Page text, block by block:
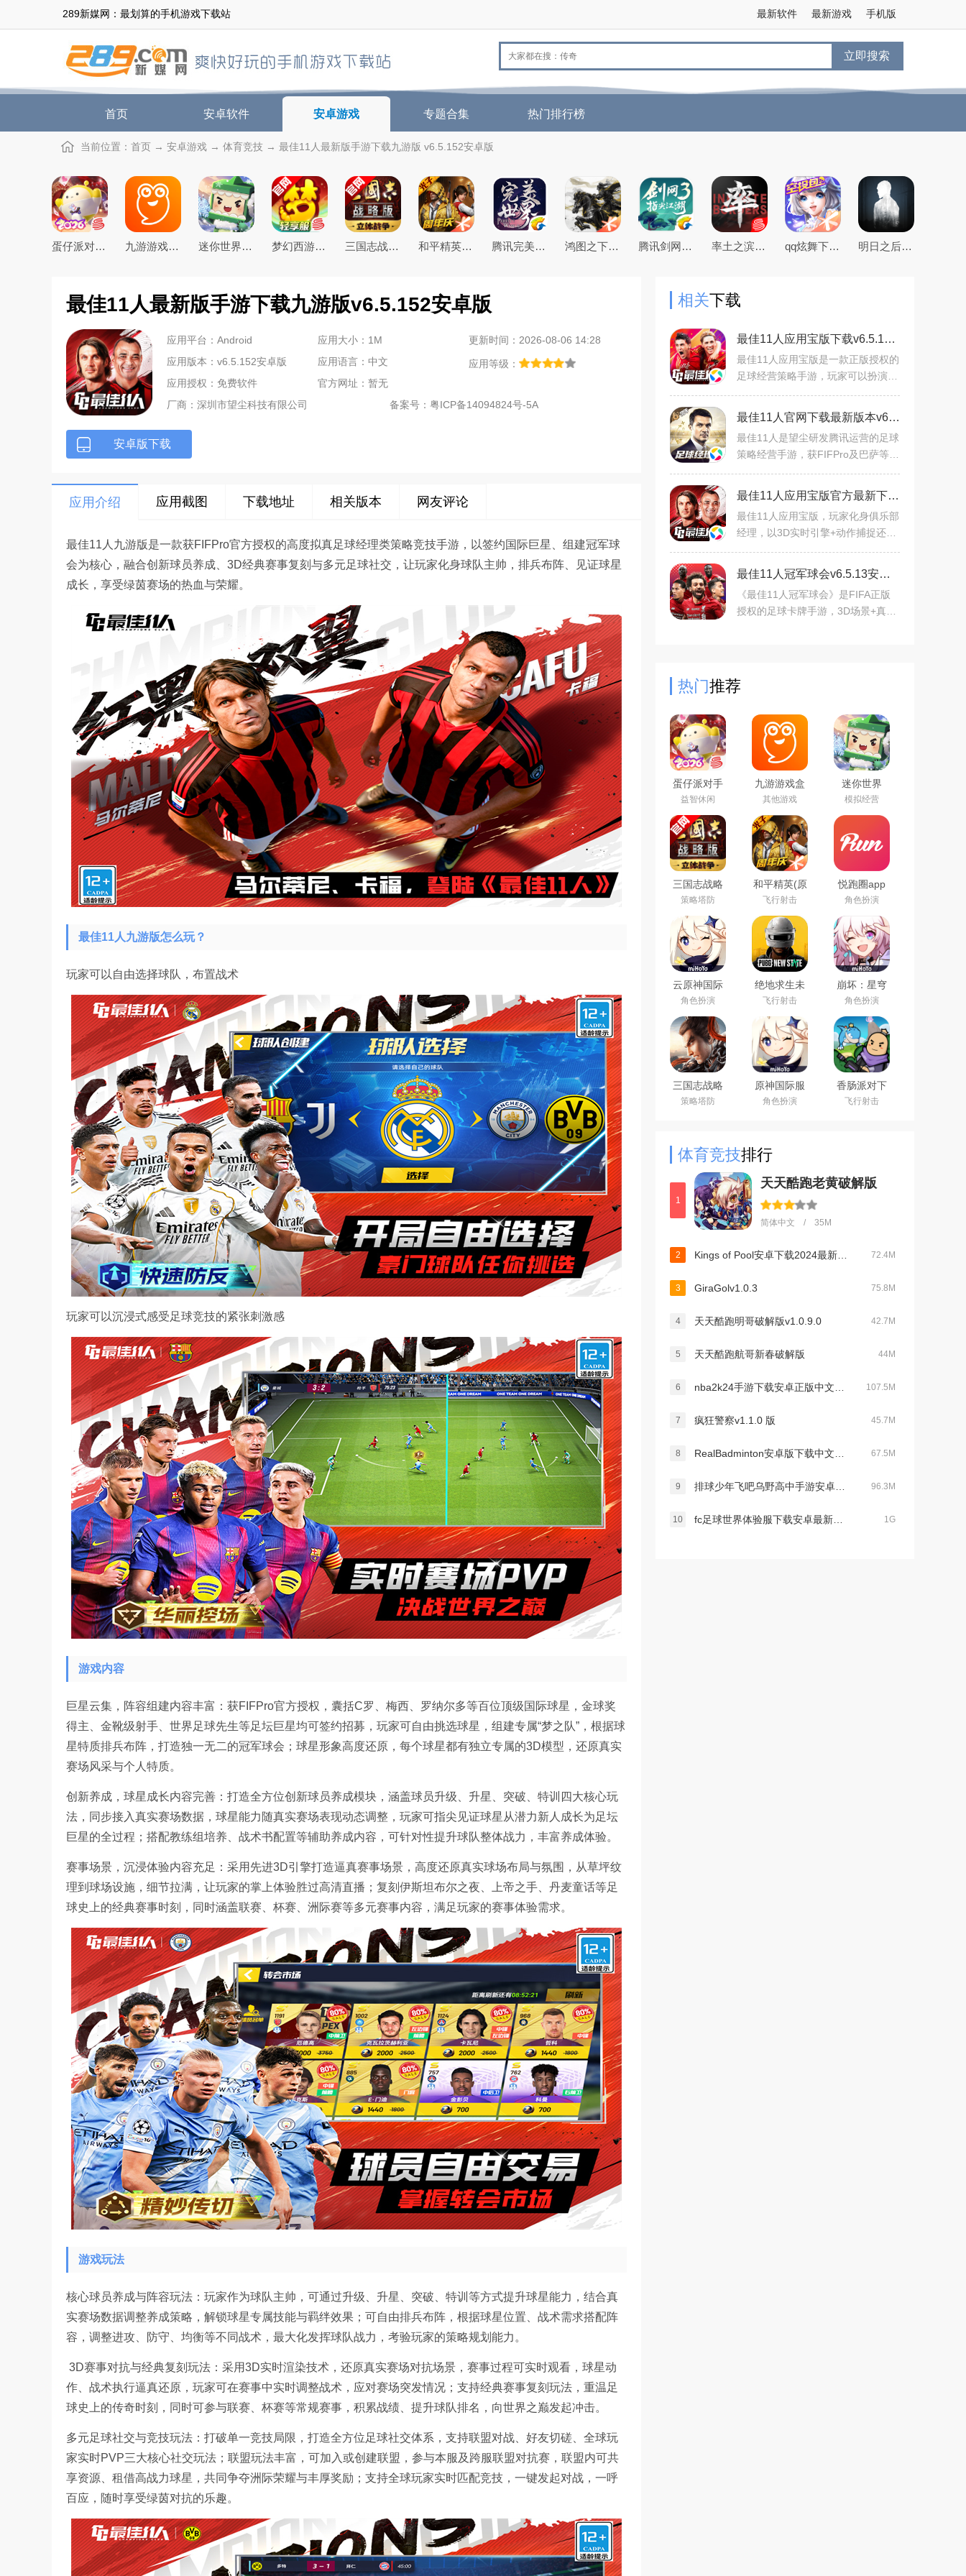
289新媒网：最划算的手机游戏下载站 手机版
最新游戏
最新软件
立即搜索
首页 安卓软件 安卓游戏 专题合集 热门排行榜
当前位置： 首页 → 安卓游戏 → 体育竞技 → 最佳11人最新版手游下载九游版 v6.5.152安卓版
蛋仔派对手游(元气零食季)下载官方正版 九游游戏盒子app2026最新版 迷你世界2026最新官方版 梦幻西游手游下载2026最新版 三国志战略版2026官方最新版 和平精英(原刺激战场)官方最新版 腾讯完美世界手游 鸿图之下腾讯游戏正式版 腾讯剑网3指尖江湖手游 率土之滨手游下载2026最新版本 qq炫舞下载2026最新版 明日之后官方手游版
最佳11人最新版手游下载九游版v6.5.152安卓版
应用平台：Android 应用大小：1M
更新时间：2026-08-06 14:28
应用版本：v6.5.152安卓版
应用语言：中文
应用等级：
应用授权：免费软件
官方网址：暂无
厂商： 深圳市望尘科技有限公司 备案号： 粤ICP备14094824号-5A
安卓版下载
应用介绍 应用截图 下载地址 相关版本 网友评论
最佳11人九游版是一款获FIFPro官方授权的高度拟真足球经理类策略竞技手游，以签约国际巨星、组建冠军球
会为核心，融合创新球员养成、3D经典赛事复刻与多元足球社交，让玩家化身球队主帅，排兵布阵、见证球星
成长，享受绿茵赛场的热血与荣耀。
最佳11人九游版怎么玩？
玩家可以自由选择球队，布置战术
玩家可以沉浸式感受足球竞技的紧张刺激感
游戏内容
巨星云集，阵容组建内容丰富：获FIFPro官方授权，囊括C罗、梅西、罗纳尔多等百位顶级国际球星，金球奖
得主、金靴级射手、世界足球先生等足坛巨星均可签约招募，玩家可自由挑选球星，组建专属“梦之队”，根据球
星特质排兵布阵，打造独一无二的冠军球会；球星形象高度还原，每个球星都有独立专属的3D模型，还原真实
赛场风采与个人特质。
创新养成，球星成长内容完善：打造全方位创新球员养成模块，涵盖球员升级、升星、突破、特训四大核心玩
法，同步接入真实赛场数据，球星能力随真实赛场表现动态调整，玩家可指尖见证球星从潜力新人成长为足坛
巨星的全过程；搭配教练组培养、战术书配置等辅助养成内容，可针对性提升球队整体战力，丰富养成体验。
赛事场景，沉浸体验内容充足：采用先进3D引擎打造逼真赛事场景，高度还原真实球场布局与氛围，从草坪纹
理到球场设施，细节拉满，让玩家的掌上体验胜过高清直播；复刻伊斯坦布尔之夜、上帝之手、丹麦童话等足
球史上的经典赛事时刻，同时涵盖联赛、杯赛、洲际赛等多元赛事内容，满足玩家的赛事体验需求。
游戏玩法
核心球员养成与阵容玩法：玩家作为球队主帅，可通过升级、升星、突破、特训等方式提升球星能力，结合真
实赛场数据调整养成策略，解锁球星专属技能与羁绊效果；可自由排兵布阵，根据球星位置、战术需求搭配阵
容，调整进攻、防守、均衡等不同战术，最大化发挥球队战力，考验玩家的策略规划能力。
3D赛事对抗与经典复刻玩法：采用3D实时渲染技术，还原真实赛场对抗场景，赛事过程可实时观看，球星动
作、战术执行逼真还原，玩家可在赛事中实时调整战术，应对赛场突发情况；支持经典赛事复刻玩法，重温足
球史上的传奇时刻，同时可参与联赛、杯赛等常规赛事，积累战绩、提升球队排名，向世界之巅发起冲击。
多元足球社交与竞技玩法：打破单一竞技局限，打造全方位足球社交体系，支持联盟对战、好友切磋、全球玩
家实时PVP三大核心社交玩法；联盟玩法丰富，可加入或创建联盟，参与本服及跨服联盟对抗赛，联盟内可共
享资源、租借高战力球星，共同争夺洲际荣耀与丰厚奖励；支持全球玩家实时匹配竞技，一键发起对战，一呼
百应，随时享受绿茵对抗的乐趣。
相关下载
最佳11人应用宝版下载v6.5.152足球经营策略手游
最佳11人应用宝版是一款正版授权的
足球经营策略手游，玩家可以扮演俱
与联赛。游戏画面精美，玩法丰富，
支持Android平台，免费下
最佳11人官网下载最新版本v6.5.152手机版
最佳11人是望尘研发腾讯运营的足球
策略经营手游，获FIFPro及巴萨等豪
理人，经营球队、收集球星、战术养
成，可征战联赛、实时PV
最佳11人应用宝版官方最新下载免费版v6.5.62官方安卓版
最佳11人应用宝版，玩家化身俱乐部
经理，以3D实时引擎+动作捕捉还原
复现真实PVP；签约国际巨星，养成
球星，复刻经典赛事。支持
最佳11人冠军球会v6.5.13安卓版
《最佳11人冠军球会》是FIFA正版
授权的足球卡牌手游，3D场景+真实
热门推荐
蛋仔派对手
游(元气零食
季)下载官方
正版
益智休闲
九游游戏盒
子app2026
最新版
其他游戏
迷你世界
2026最新官
方版
模拟经营
三国志战略
版2026官方
最新版
策略塔防
和平精英(原
刺激战场)官
方最新版
飞行射击
悦跑圈app
下载2026最
新版
角色扮演
云原神国际
版app下载
2026最新版
角色扮演
绝地求生未
来之役手游
国际服下载
正版
飞行射击
崩坏：星穹
铁道官方手
游下载安卓
最新版
角色扮演
三国志战略
版安卓灵犀
客户端3D最
策略塔防
原神国际服
(Genshin
Impact)下载
角色扮演
香肠派对下
载2026最新
版
飞行射击
体育竞技排行
1
天天酷跑老黄破解版
简体中文 / 35M
2 72.4M
3 GiraGolv1.0.3 75.8M
4 天天酷跑明哥破解版v1.0.9.0 42.7M
5 天天酷跑航哥新春破解版 44M
6 107.5M
7 疯狂警察v1.1.0 版 45.7M
8 67.5M
9 96.3M
10 1G